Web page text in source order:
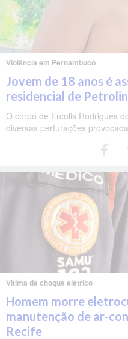
Violência em Pernambuco
Jovem de 18 anos é
residencial de
O corpo de Ercolis Rodrigues
diversas perfurações
Vítima de choque elétrico
Homem morre
manutenção de ar-
Recife